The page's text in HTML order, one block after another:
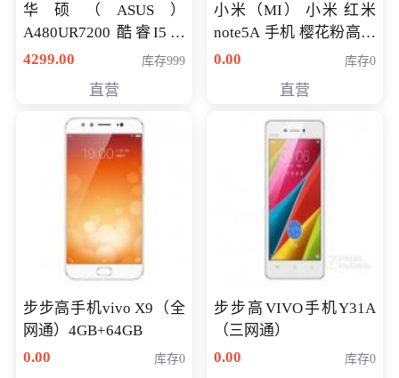
华硕（ASUS）
A480UR7200 酷睿I5超
薄学生办公游戏独显笔
NV930-2G独
4299.00 库存999
直营
小米（MI） 小米 红米
note5A 手机 樱花粉高配
版 全网通(3G+32G)
0.00 库存0
直营
步步高手机vivo X9（全
网通）4GB+64GB
0.00
库存0
步步高VIVO手机Y31A
（三网通）
0.00
库存0